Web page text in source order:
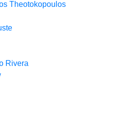
Theotokopoulos
Rivera